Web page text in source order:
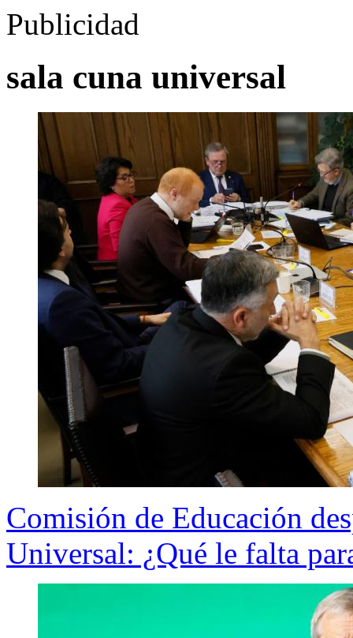
Publicidad
sala cuna universal
Comisión de Educación
Universal: ¿Qué le falta